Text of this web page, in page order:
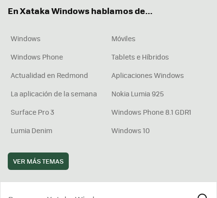
En Xataka Windows hablamos de...
Windows
Móviles
Windows Phone
Tablets e Híbridos
Actualidad en Redmond
Aplicaciones Windows
La aplicación de la semana
Nokia Lumia 925
Surface Pro 3
Windows Phone 8.1 GDR1
Lumia Denim
Windows 10
VER MÁS TEMAS